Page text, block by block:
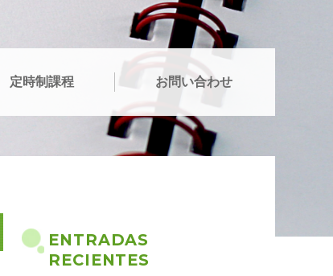
定時制課程 お問い合わせ
ENTRADAS
RECIENTES